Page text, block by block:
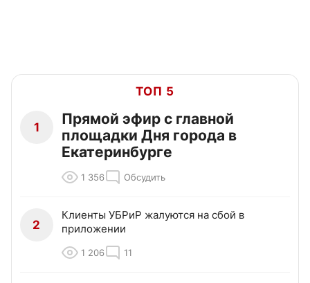
ТОП 5
1
Прямой эфир с главной
площадки Дня города в
Екатеринбурге
1 356 Обсудить
2
Клиенты УБРиР жалуются на сбой в
приложении
1 206 11